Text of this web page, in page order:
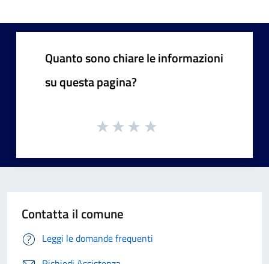
Quanto sono chiare le informazioni
su questa pagina?
Contatta il comune
Leggi le domande frequenti